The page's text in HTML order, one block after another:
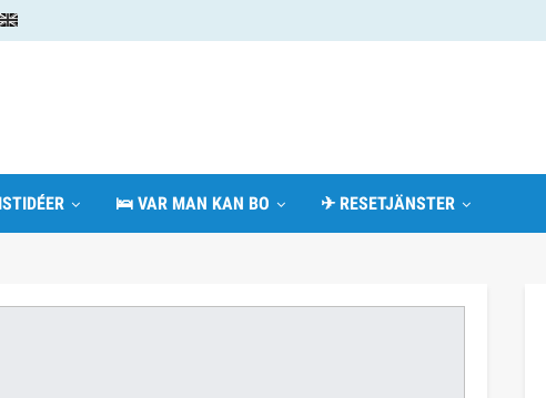
🛌 VAR MAN KAN BO ✈ RESETJÄNSTER